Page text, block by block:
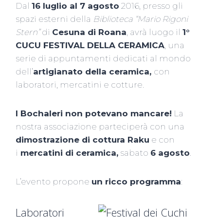
Dal 16 luglio al 7 agosto 2016, presso gli
spazi esterni della Biblioteca “Mario Rigoni
Stern”di Cesuna di Roana , avrà luogo il 1°
CUCU FESTIVAL DELLA CERAMICA , una
serie di appuntamenti dedicati al mondo
dell’artigianato della ceramica, con
laboratori, mercatini e cotture.
I Bochaleri non potevano mancare! La
nostra associazione parteciperà con una
dimostrazione di cottura Raku e con
i mercatini di ceramica, sabato 6 agosto
L’evento propone un ricco programma:
Laboratori